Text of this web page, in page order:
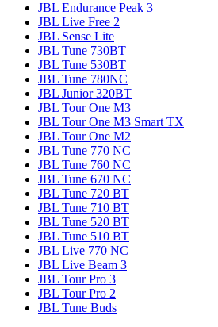
JBL Endurance Peak 3
JBL Live Free 2
JBL Sense Lite
JBL Tune 730BT
JBL Tune 530BT
JBL Tune 780NC
JBL Junior 320BT
JBL Tour One M3
JBL Tour One M3 Smart TX
JBL Tour One M2
JBL Tune 770 NC
JBL Tune 760 NC
JBL Tune 670 NC
JBL Tune 720 BT
JBL Tune 710 BT
JBL Tune 520 BT
JBL Tune 510 BT
JBL Live 770 NC
JBL Live Beam 3
JBL Tour Pro 3
JBL Tour Pro 2
JBL Tune Buds